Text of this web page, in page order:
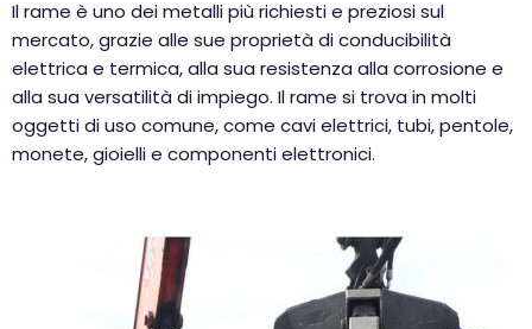
Il rame è uno dei metalli più richiesti e preziosi sul
mercato, grazie alle sue proprietà di conducibilità
elettrica e termica, alla sua resistenza alla corrosione e
alla sua versatilità di impiego. Il rame si trova in molti
oggetti di uso comune, come cavi elettrici, tubi, pentole,
monete, gioielli e componenti elettronici.